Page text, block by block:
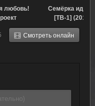
Смотреть онлайн
любовь!
(2015)
Семёрка идолов
[ТВ-1] (2018)